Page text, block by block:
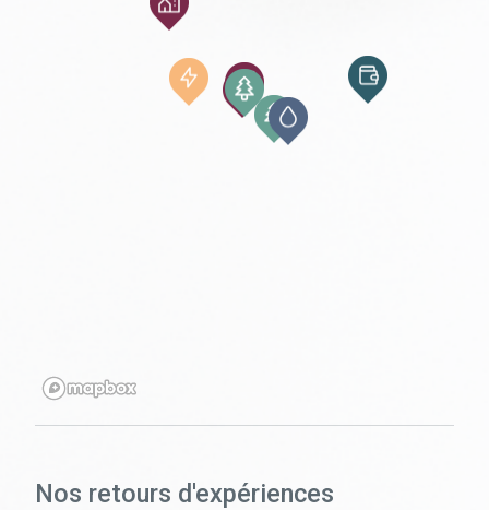
Nos retours d'expériences